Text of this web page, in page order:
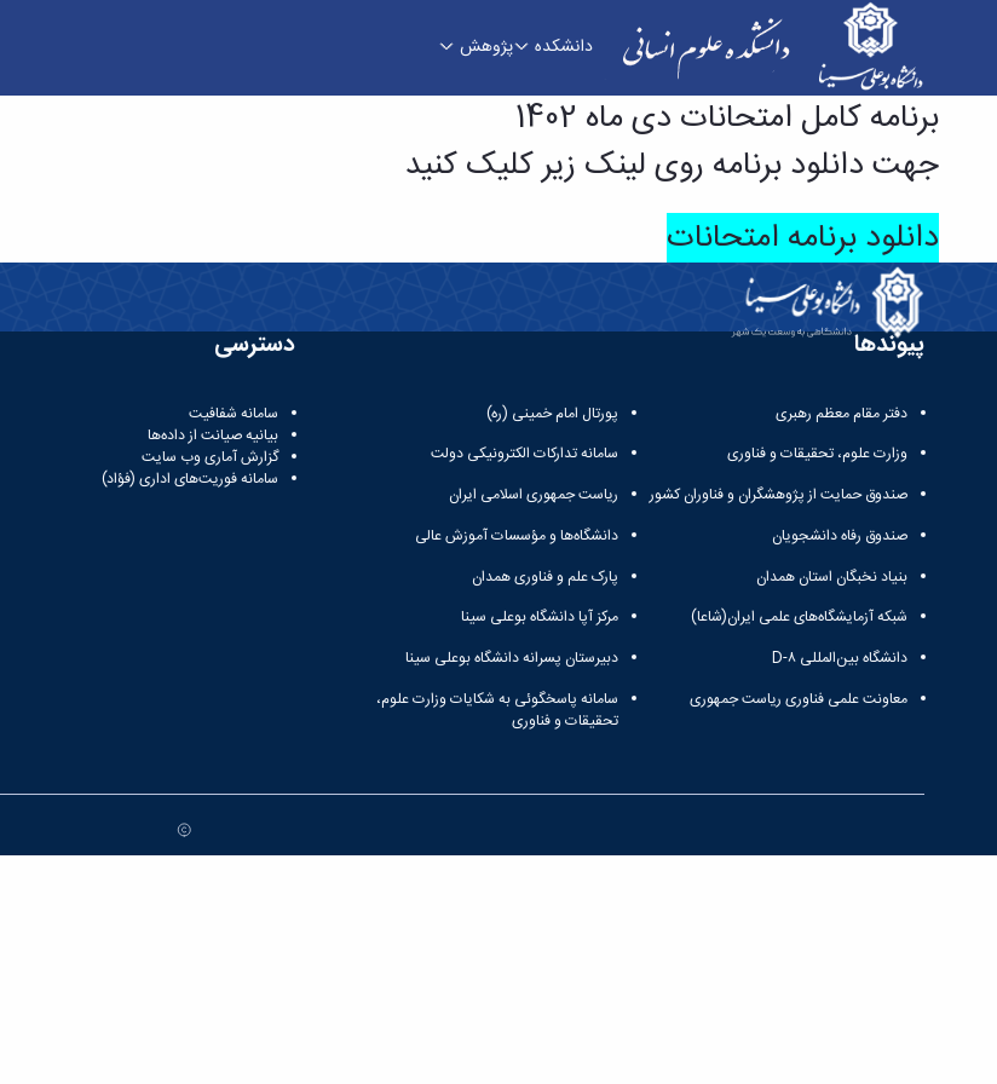
دانشکده پژوهش
برنامه کامل امتحانات دی ماه 1402 - دانشکده علوم انسانی
برنامه کامل امتحانات دی ماه 1402
جهت دانلود برنامه روی لینک زیر کلیک کنید
دانلود برنامه امتحانات
پیوندها
دفتر مقام معظم رهبری
وزارت علوم، تحقیقات و فناوری
صندوق حمایت از پژوهشگران و فناوران کشور
صندوق رفاه دانشجویان
بنیاد نخبگان استان همدان
شبکه آزمایشگاه‌های علمی ایران(شاعا)
دانشگاه بین‌المللی D-۸
معاونت علمی فناوری ریاست جمهوری
پورتال امام خمینی (ره)
سامانه تدارکات الکترونیکی دولت
ریاست جمهوری اسلامی ایران
دانشگاه‌ها و مؤسسات آموزش عالی
پارک علم و فناوری همدان
مرکز آپا دانشگاه بوعلی سینا
دبیرستان پسرانه دانشگاه بوعلی سینا
سامانه پاسخگوئی به شکایات وزارت علوم،
تحقیقات و فناوری
دسترسی
سامانه شفافیت
بیانیه صیانت از داده‌ها
گزارش آماری وب‌ سایت
سامانه فوریت‌های اداری (فؤاد)